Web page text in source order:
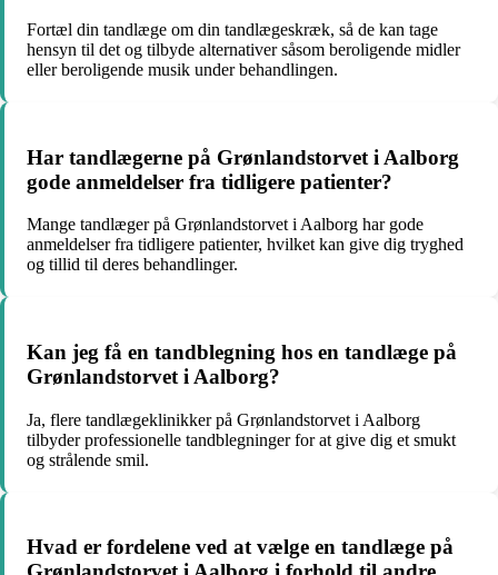
Fortæl din tandlæge om din tandlægeskræk, så de kan tage
hensyn til det og tilbyde alternativer såsom beroligende midler
eller beroligende musik under behandlingen.
Har tandlægerne på Grønlandstorvet i Aalborg
gode anmeldelser fra tidligere patienter?
Mange tandlæger på Grønlandstorvet i Aalborg har gode
anmeldelser fra tidligere patienter, hvilket kan give dig tryghed
og tillid til deres behandlinger.
Kan jeg få en tandblegning hos en tandlæge på
Grønlandstorvet i Aalborg?
Ja, flere tandlægeklinikker på Grønlandstorvet i Aalborg
tilbyder professionelle tandblegninger for at give dig et smukt
og strålende smil.
Hvad er fordelene ved at vælge en tandlæge på